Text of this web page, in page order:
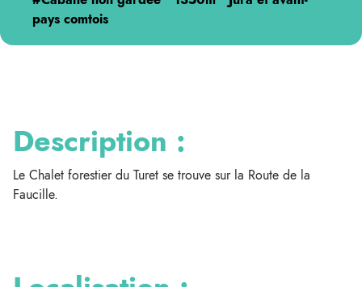
pays comtois
Description :
Le Chalet forestier du Turet se trouve sur la Route de la
Faucille.